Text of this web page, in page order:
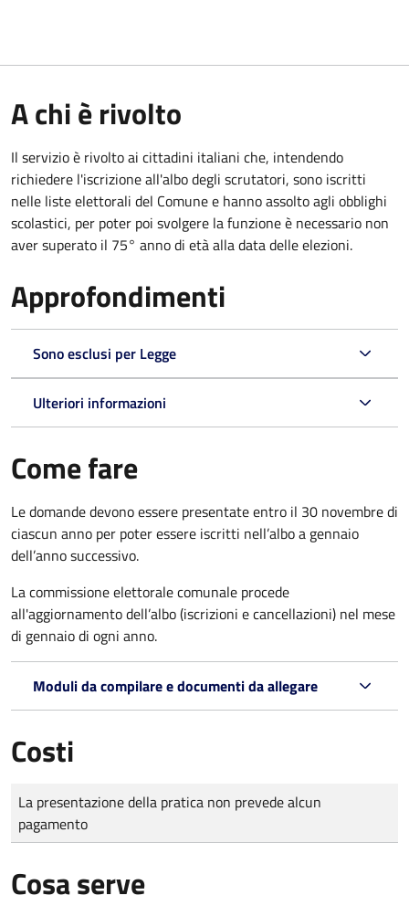
A chi è rivolto
Il servizio è rivolto ai cittadini italiani che, intendendo
richiedere l'iscrizione all'albo degli scrutatori, sono iscritti
nelle liste elettorali del Comune e hanno assolto agli obblighi
scolastici, per poter poi svolgere la funzione è necessario non
aver superato il 75° anno di età alla data delle elezioni.
Approfondimenti
Sono esclusi per Legge
Ulteriori informazioni
Come fare
Le domandedevono essere presentate entro il 30 novembre di
ciascun anno per poter essere iscritti nell’albo a gennaio
dell’anno successivo.
La commissione elettorale comunale procede
all'aggiornamento dell’albo (iscrizioni e cancellazioni) nel mese
di gennaio di ogni anno.
Moduli da compilare e documenti da allegare
Costi
Tipo di pagamento
Importo
La presentazione della pratica non prevede alcun
pagamento
Cosa serve